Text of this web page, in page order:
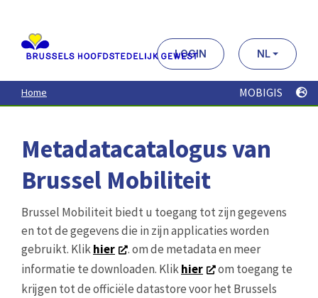
contenu
principal
LOGIN NL
Home MOBIGIS
Metadatacatalogus van
Brussel Mobiliteit
Brussel Mobiliteit biedt u toegang tot zijn gegevens
en tot de gegevens die in zijn applicaties worden
gebruikt. Klikhier
. om de metadata en meer
informatie te downloaden. Klikhier
om toegang te
krijgen tot de officiële datastore voor het Brussels